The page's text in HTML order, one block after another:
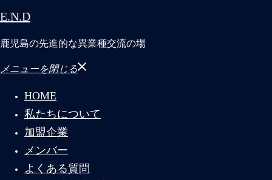
E.N.D
鹿児島の先進的な異業種交流の場
メニューを閉じる
HOME
私たちについて
加盟企業
メンバー
よくある質問